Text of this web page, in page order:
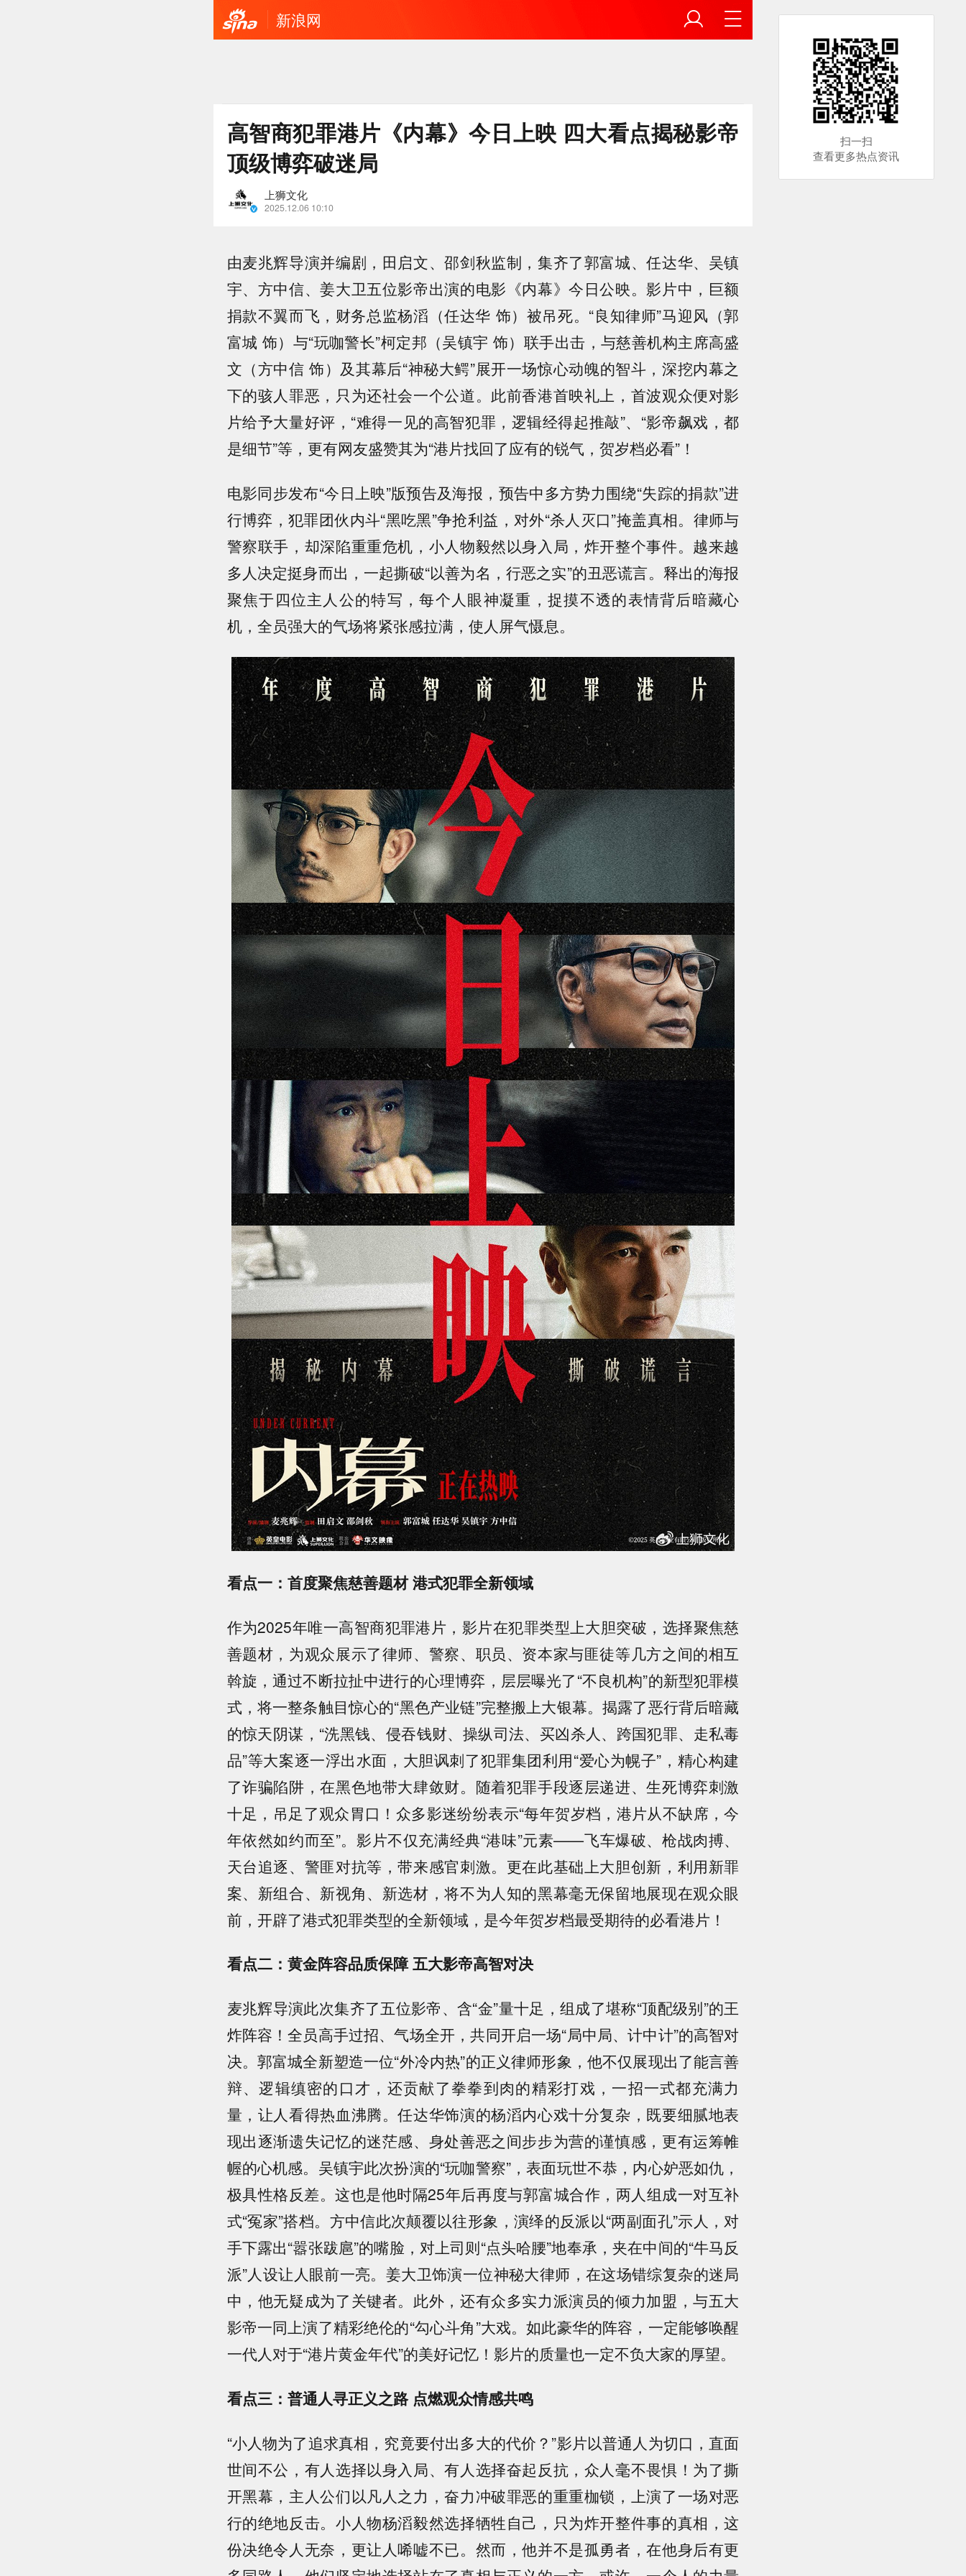
新浪网
高智商犯罪港片《内幕》今日上映 四大看点揭秘影帝
顶级博弈破迷局
上狮文化
2025.12.06 10:10
由麦兆辉导演并编剧，田启文、邵剑秋监制，集齐了郭富城、任达华、吴镇
宇、方中信、姜大卫五位影帝出演的电影《内幕》今日公映。影片中，巨额
捐款不翼而飞，财务总监杨滔（任达华 饰）被吊死。“良知律师”马迎风（郭
富城 饰）与“玩咖警长”柯定邦（吴镇宇 饰）联手出击，与慈善机构主席高盛
文（方中信 饰）及其幕后“神秘大鳄”展开一场惊心动魄的智斗，深挖内幕之
下的骇人罪恶，只为还社会一个公道。此前香港首映礼上，首波观众便对影
片给予大量好评，“难得一见的高智犯罪，逻辑经得起推敲”、“影帝飙戏，都
是细节”等，更有网友盛赞其为“港片找回了应有的锐气，贺岁档必看”！
电影同步发布“今日上映”版预告及海报，预告中多方势力围绕“失踪的捐款”进
行博弈，犯罪团伙内斗“黑吃黑”争抢利益，对外“杀人灭口”掩盖真相。律师与
警察联手，却深陷重重危机，小人物毅然以身入局，炸开整个事件。越来越
多人决定挺身而出，一起撕破“以善为名，行恶之实”的丑恶谎言。释出的海报
聚焦于四位主人公的特写，每个人眼神凝重，捉摸不透的表情背后暗藏心
机，全员强大的气场将紧张感拉满，使人屏气慑息。
看点一：首度聚焦慈善题材 港式犯罪全新领域
作为2025年唯一高智商犯罪港片，影片在犯罪类型上大胆突破，选择聚焦慈
善题材，为观众展示了律师、警察、职员、资本家与匪徒等几方之间的相互
斡旋，通过不断拉扯中进行的心理博弈，层层曝光了“不良机构”的新型犯罪模
式，将一整条触目惊心的“黑色产业链”完整搬上大银幕。揭露了恶行背后暗藏
的惊天阴谋，“洗黑钱、侵吞钱财、操纵司法、买凶杀人、跨国犯罪、走私毒
品”等大案逐一浮出水面，大胆讽刺了犯罪集团利用“爱心为幌子”，精心构建
了诈骗陷阱，在黑色地带大肆敛财。随着犯罪手段逐层递进、生死博弈刺激
十足，吊足了观众胃口！众多影迷纷纷表示“每年贺岁档，港片从不缺席，今
年依然如约而至”。影片不仅充满经典“港味”元素——飞车爆破、枪战肉搏、
天台追逐、警匪对抗等，带来感官刺激。更在此基础上大胆创新，利用新罪
案、新组合、新视角、新选材，将不为人知的黑幕毫无保留地展现在观众眼
前，开辟了港式犯罪类型的全新领域，是今年贺岁档最受期待的必看港片！
看点二：黄金阵容品质保障 五大影帝高智对决
麦兆辉导演此次集齐了五位影帝、含“金”量十足，组成了堪称“顶配级别”的王
炸阵容！全员高手过招、气场全开，共同开启一场“局中局、计中计”的高智对
决。郭富城全新塑造一位“外冷内热”的正义律师形象，他不仅展现出了能言善
辩、逻辑缜密的口才，还贡献了拳拳到肉的精彩打戏，一招一式都充满力
量，让人看得热血沸腾。任达华饰演的杨滔内心戏十分复杂，既要细腻地表
现出逐渐遗失记忆的迷茫感、身处善恶之间步步为营的谨慎感，更有运筹帷
幄的心机感。吴镇宇此次扮演的“玩咖警察”，表面玩世不恭，内心妒恶如仇，
极具性格反差。这也是他时隔25年后再度与郭富城合作，两人组成一对互补
式“冤家”搭档。方中信此次颠覆以往形象，演绎的反派以“两副面孔”示人，对
手下露出“嚣张跋扈”的嘴脸，对上司则“点头哈腰”地奉承，夹在中间的“牛马反
派”人设让人眼前一亮。姜大卫饰演一位神秘大律师，在这场错综复杂的迷局
中，他无疑成为了关键者。此外，还有众多实力派演员的倾力加盟，与五大
影帝一同上演了精彩绝伦的“勾心斗角”大戏。如此豪华的阵容，一定能够唤醒
一代人对于“港片黄金年代”的美好记忆！影片的质量也一定不负大家的厚望。
看点三：普通人寻正义之路 点燃观众情感共鸣
“小人物为了追求真相，究竟要付出多大的代价？”影片以普通人为切口，直面
世间不公，有人选择以身入局、有人选择奋起反抗，众人毫不畏惧！为了撕
开黑幕，主人公们以凡人之力，奋力冲破罪恶的重重枷锁，上演了一场对恶
行的绝地反击。小人物杨滔毅然选择牺牲自己，只为炸开整件事的真相，这
份决绝令人无奈，更让人唏嘘不已。然而，他并不是孤勇者，在他身后有更
扫一扫
查看更多热点资讯